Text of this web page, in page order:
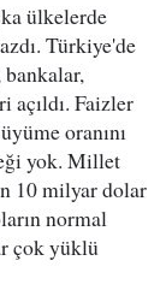
ülkelerde
Türkiye'de
açıldı. Faizler
oranını
yok. Millet
10 milyar dolar
normal
çok yüklü